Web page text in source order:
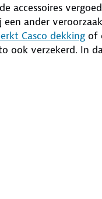
accessoires
ander
Casco dekking of
ook verzekerd. In